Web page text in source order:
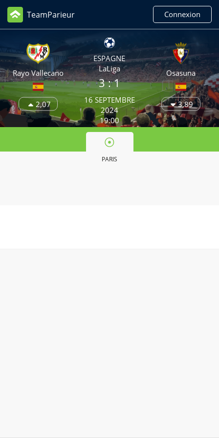
TeamParieur Connexion
Rayo Vallecano
2,07
ESPAGNE
LaLiga
3: 1
16 SEPTEMBRE
2024
19:00
Osasuna
3,89
PARIS